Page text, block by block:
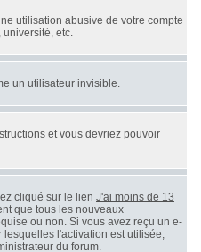
utilisation abusive de votre compte
etc.
un utilisateur invisible.
et vous devriez pouvoir
cliqué sur le lien J'ai moins de 13
que tous les nouveaux
ou non. Si vous avez reçu un e-
lesquelles l'activation est utilisée,
du forum.